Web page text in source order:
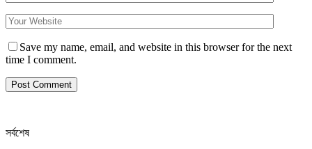
Save my name, email, and website in this browser for the next
time I comment.
সর্বশেষ